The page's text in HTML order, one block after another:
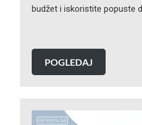
budžet i iskoristite popuste
POGLEDAJ